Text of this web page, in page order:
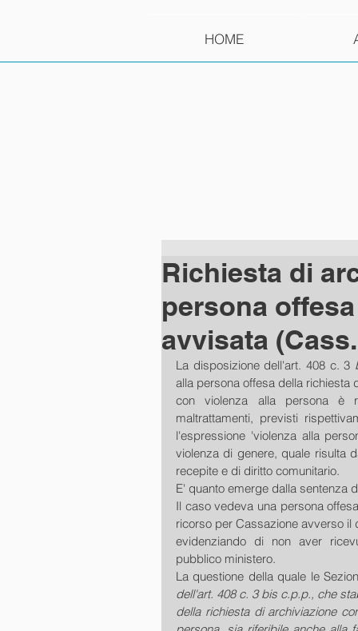
HOME
Richiesta di
persona
avvisata
La disposizione dell'art. 408 c. 3
alla persona offesa della richiesta
con violenza alla persona è
maltrattamenti, previsti
l'espressione 'violenza alla
violenza di genere, quale risulta
recepite e di diritto comunitario.
E' quanto emerge dalla sentenza
Il caso vedeva una persona
ricorso per Cassazione avverso
evidenziando di non aver
pubblico ministero.
La questione della quale le
dell'art. 408 c. 3 bis c.p.p., che
della richiesta di archiviazione